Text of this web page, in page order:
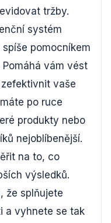
tržby.
systém
pomocníkem
vám vést
vaše
po ruce
produkty nebo
nejoblíbenější.
na to, co
výsledků.
že splňujete
a vyhnete se tak